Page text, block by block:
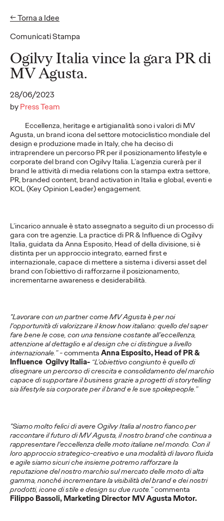
Comunicati Stampa
← Torna a Idee
Ogilvy Italia vince la gara PR di
MV Agusta.
28/06/2023
byPress Team
Eccellenza, heritage e artigianalità sono i valori di MV
Agusta, un brand icona del settore motociclistico mondiale del
design e produzione made in Italy, che ha deciso di
intraprendere un percorso PR per il posizionamento lifestyle e
corporate del brand con Ogilvy Italia. L’agenzia curerà per il
brand le attività di media relations con la stampa extra settore,
PR, branded content, brand activation in Italia e global, eventi e
KOL (Key Opinion Leader) engagement.
L’incarico annuale è stato assegnato a seguito di un processo di
gara con tre agenzie. La practice di PR & Influence di Ogilvy
Italia, guidata da Anna Esposito, Head of della divisione, si è
distinta per un approccio integrato, earned first e
internazionale, capace di mettere a sistema i diversi asset del
brand con l’obiettivo di rafforzarne il posizionamento,
incrementarne awareness e desiderabilità.
"Lavorare con un partner come MV Agusta è per noi
l'opportunità di valorizzare il know how italiano: quello del saper
fare bene le cose, con una tensione costante all’eccellenza,
attenzione al dettaglio e al design che ci distingue a livello
internazionale.” -commenta Anna Esposito, Head of PR &
Influence Ogilvy Italia- “L’obiettivo congiunto è quello di
disegnare un percorso di crescita e consolidamento del marchio
capace di supportare il business grazie a progetti di storytelling
sia lifestyle sia corporate per il brand e le sue spokepeople.”
"Siamo molto felici di avere Ogilvy Italia al nostro fianco per
raccontare il futuro di MV Agusta, il nostro brand che continua a
rappresentare l'eccellenza delle moto italiane nel mondo. Con il
loro approccio strategico-creativo e una modalità di lavoro fluida
e agile siamo sicuri che insieme potremo rafforzare la
reputazione del nostro marchio sul mercato delle moto di alta
gamma, nonché incrementare la visibilità del brand e dei nostri
prodotti, icone di stile e design su due ruote.”commenta
Filippo Bassoli, Marketing Director MV Agusta Motor.
Idee
“A Timeless Summer"
la campagna che
inaugura la
collaborazione tra
Ogilvy e Stefanel,
partner d'eccezione
della campagna.
Press Team 20/05/2026
COMUNICATI STAMPA
Il Trentino insieme a
Ogilvy si prepara ad
accogliere il mondo.
Press Team 07/01/2026
Trentino Marketing torna in TV per salutare l’arrivo delle
Olimpiadi e Paralimpiadi Invernali Milano-Cortina 2026
More→